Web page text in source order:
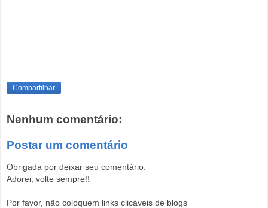
Compartilhar
Nenhum comentário:
Postar um comentário
Obrigada por deixar seu comentário.
Adorei, volte sempre!!
Por favor, não coloquem links clicáveis de blogs